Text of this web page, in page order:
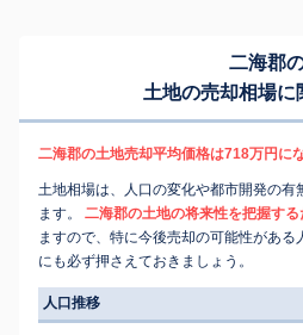
二海郡
土地の売却相場に
二海郡の土地売却平均価格は718万円に
土地相場は、人口の変化や都市開発の有
ます。
二海郡の土地の将来性を把握す
ますので、特に今後売却の可能性があ
にも必ず押さえておきましょう。
人口推移